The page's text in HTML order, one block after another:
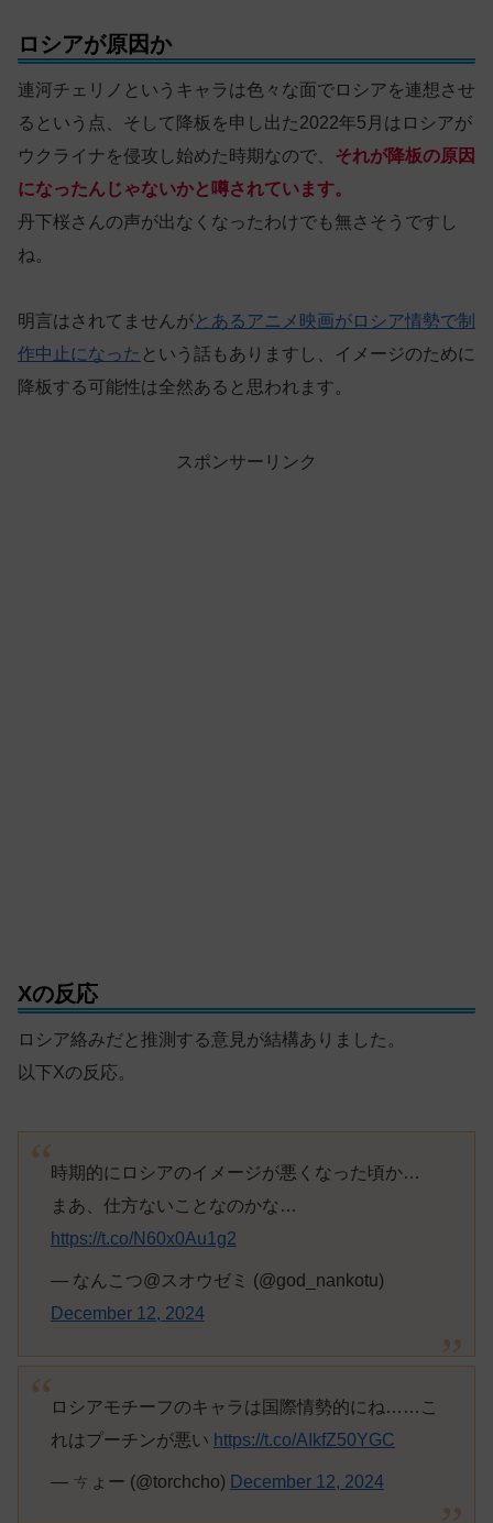
ロシアが原因か
連河チェリノというキャラは色々な面でロシアを連想させ
るという点、そして降板を申し出た2022年5月はロシアが
ウクライナを侵攻し始めた時期なので、 それが降板の原因
になったんじゃないかと噂されています。
丹下桜さんの声が出なくなったわけでも無さそうですし
ね。
明言はされてませんがとあるアニメ映画がロシア情勢で制
作中止になった という話もありますし、イメージのために
降板する可能性は全然あると思われます。
スポンサーリンク
Xの反応
ロシア絡みだと推測する意見が結構ありました。
以下Xの反応。
時期的にロシアのイメージが悪くなった頃か…
まあ、仕方ないことなのかな…
https://t.co/N60x0Au1g2
— なんこつ@スオウゼミ (@god_nankotu)
December 12, 2024
ロシアモチーフのキャラは国際情勢的にね……こ
れはプーチンが悪い https://t.co/AIkfZ50YGC
— ㄘょー (@torchcho) December 12, 2024